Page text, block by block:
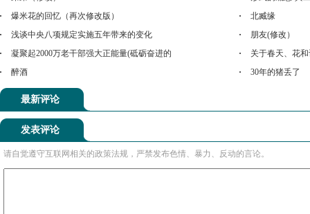
爆米花的回忆（再次修改版）
北臧缘
浅谈中央八项规定实施五年带来的变化
朋友(修改）
凝聚起2000万老干部强大正能量(砥砺奋进的
关于春天、花
醉酒
30年的猪丢了
最新评论
发表评论
请自觉遵守互联网相关的政策法规，严禁发布色情、暴力、反动的言论。